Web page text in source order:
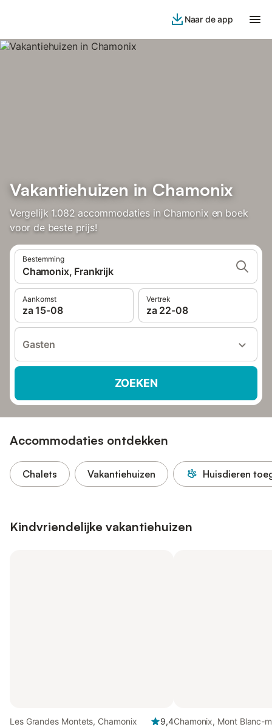
Naar de app
Vakantiehuizen in Chamonix
Vergelijk 1.082 accommodaties in Chamonix en boek
voor de beste prijs!
Bestemming
Chamonix, Frankrijk
Aankomst
za 15-08
Vertrek
za 22-08
Gasten
ZOEKEN
Accommodaties ontdekken
Chalets Vakantiehuizen Huisdieren
Kindvriendelijke vakantiehuizen
Les Grandes Montets, Chamonix
9,4Chamonix, Mont Blanc-